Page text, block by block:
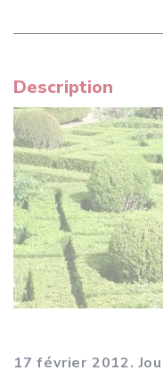
Description
17 février 2012.